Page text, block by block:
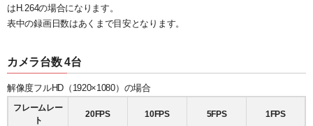
構成例
価格（ライセンス体系）
推奨動作環境
9つの革新点
イベントとアクション
3種類の録画モード
システム機能
サポート
FAQ
操作手順
ブログ
定期配信メールのご登録
お問い合わせ
資料ダウンロード
はH.264の場合になります。
表中の録画日数はあくまで目安となります。
カメラ台数 4台
解像度フルHD（1920×1080）の場合
フレームレー
ト
20FPS 10FPS 5FPS 1FPS